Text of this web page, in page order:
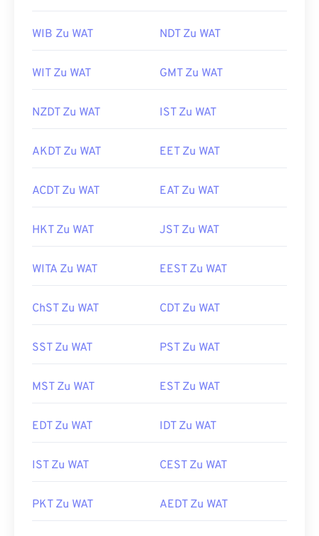
WIB Zu WAT NDT Zu WAT
WIT Zu WAT GMT Zu WAT
NZDT Zu WAT IST Zu WAT
AKDT Zu WAT EET Zu WAT
ACDT Zu WAT EAT Zu WAT
HKT Zu WAT JST Zu WAT
WITA Zu WAT EEST Zu WAT
ChST Zu WAT CDT Zu WAT
SST Zu WAT PST Zu WAT
MST Zu WAT EST Zu WAT
EDT Zu WAT IDT Zu WAT
IST Zu WAT CEST Zu WAT
PKT Zu WAT AEDT Zu WAT